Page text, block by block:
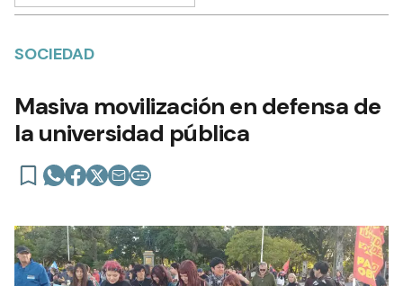
SOCIEDAD
Masiva movilización en defensa de
la universidad pública